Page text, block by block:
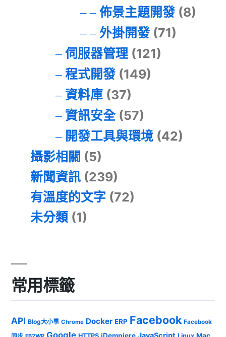
佈景主題開發(8)
外掛開發(71)
伺服器管理(121)
程式開發(149)
資料庫(37)
資訊安全(57)
開發工具與環境(42)
攝影相關 (5)
新聞資訊 (239)
有溫度的文字 (72)
未分類 (1)
常用標籤
API Blog大小事 Chrome Docker ERP Facebook Facebook